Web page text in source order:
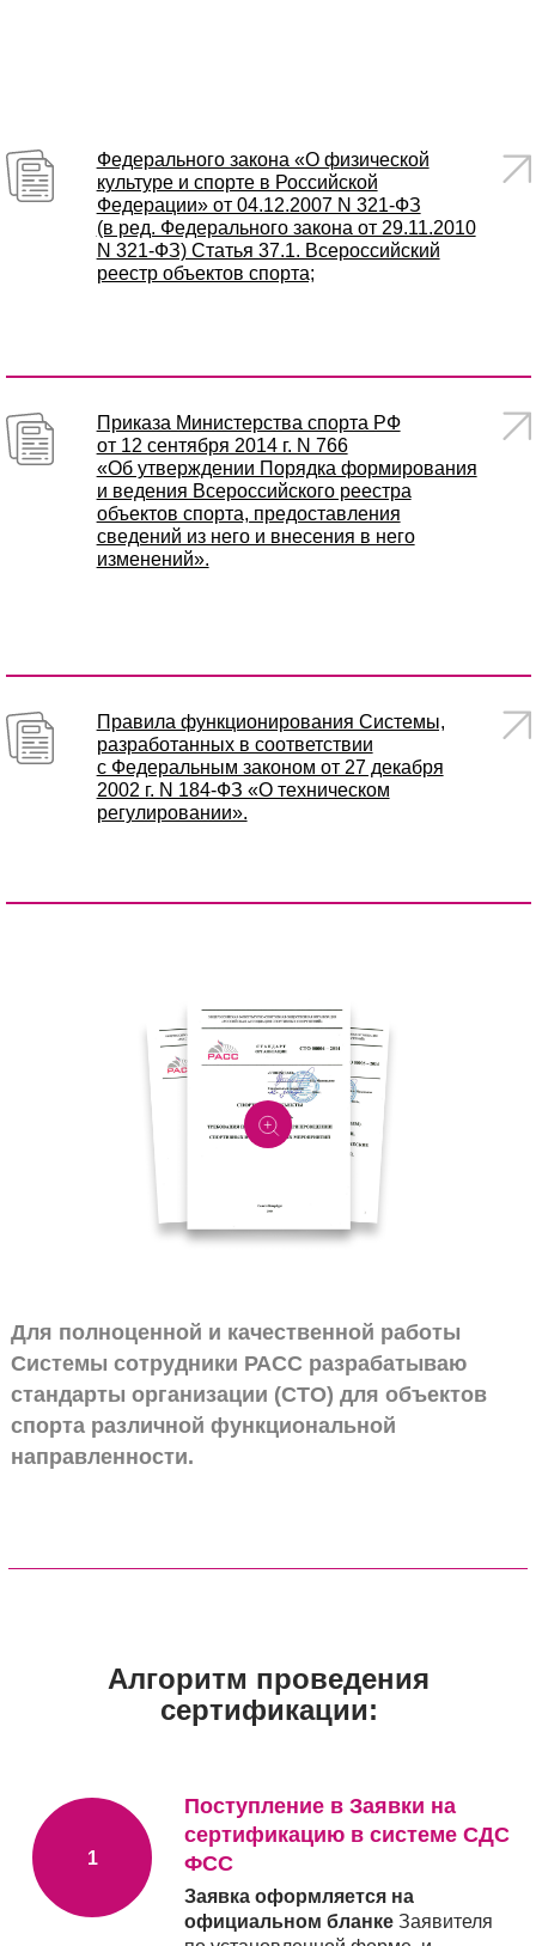
Приказа Министерства спорта РФ
от 12 сентября 2014 г. N 766
«Об утверждении Порядка формирования
и ведения Всероссийского реестра
объектов спорта, предоставления
сведений из него и внесения в него
изменений».
Правила функционирования Системы,
разработанных в соответствии
с Федеральным законом от 27 декабря
2002 г. N 184-ФЗ «О техническом
регулировании».
Федерального закона «О физической
культуре и спорте в Российской
Федерации» от 04.12.2007 N 321-ФЗ
(в ред. Федерального закона от 29.11.2010
N 321-ФЗ) Статья 37.1. Всероссийский
реестр объектов спорта;
Для полноценной и качественной работы
Системы сотрудники РАСС разрабатываю
стандарты организации (СТО) для объектов
спорта различной функциональной
направленности.
Алгоритм проведения
сертификации:
Поступление в Заявки на
сертификацию в системе СДС
ФСС
Заявка оформляется на
официальном бланке Заявителя